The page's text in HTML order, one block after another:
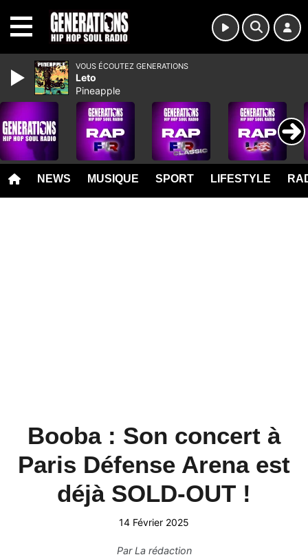
NEWS MUSIQUE SPORT LIFESTYLE
Booba : Son concert à
Paris Défense Arena est
déjà SOLD-OUT !
14 Février 2025
ParLa rédaction
VOUS ÉCOUTEZ GENERATIONS
Leto
Pineapple